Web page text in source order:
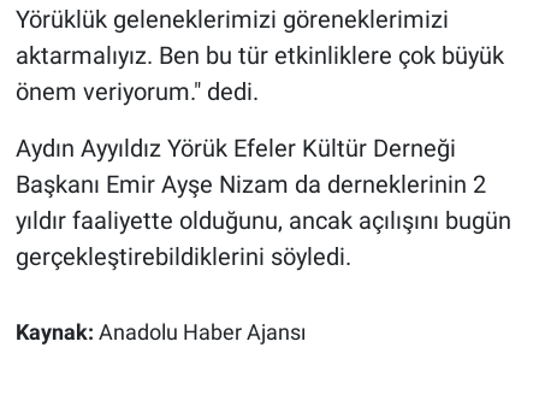
Yörüklük geleneklerimizi göreneklerimizi
aktarmalıyız. Ben bu tür etkinliklere çok büyük
önem veriyorum." dedi.
Aydın Ayyıldız Yörük Efeler Kültür Derneği
Başkanı Emir Ayşe Nizam da derneklerinin 2
yıldır faaliyette olduğunu, ancak açılışını bugün
gerçekleştirebildiklerini söyledi.
Kaynak: Anadolu Haber Ajansı